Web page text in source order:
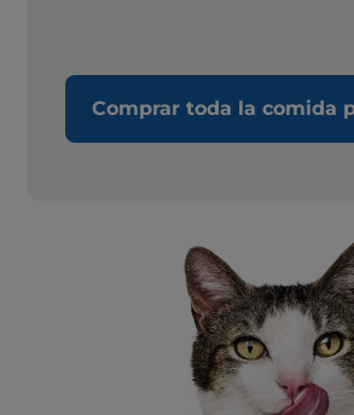
Comprar toda la comida